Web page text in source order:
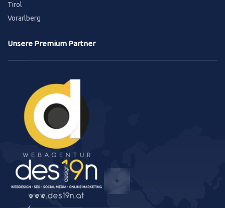
Tirol
Vorarlberg
Unsere Premium Partner